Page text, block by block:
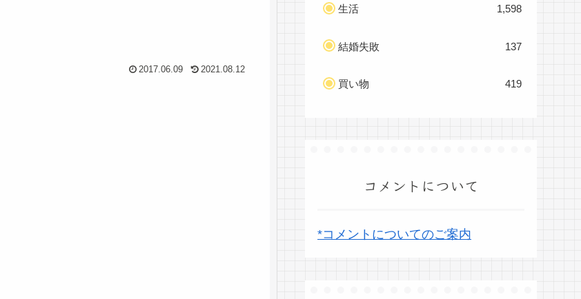
2017.06.09 2021.08.12
生活 1,598
結婚失敗 137
買い物 419
コメントについて
*コメントについてのご案内